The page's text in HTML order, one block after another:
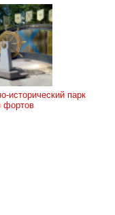
исторический парк
фортов